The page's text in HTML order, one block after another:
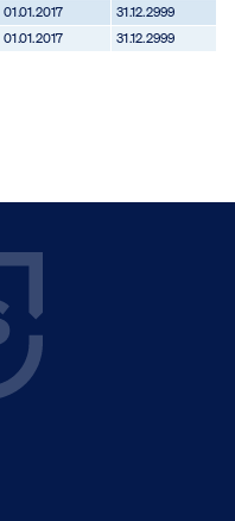
01.01.2017
31.12.2999
01.01.2017 31.12.2999